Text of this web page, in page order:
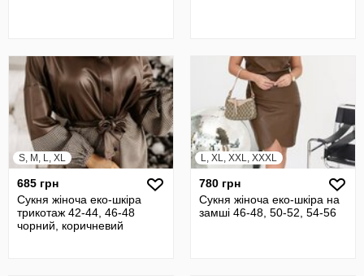
S, M, L, XL
685 грн
Сукня жіноча еко-шкіра
трикотаж 42-44, 46-48
чорний, коричневий
L, XL, XXL, XXXL
780 грн
Сукня жіноча еко-шкіра на
замші 46-48, 50-52, 54-56